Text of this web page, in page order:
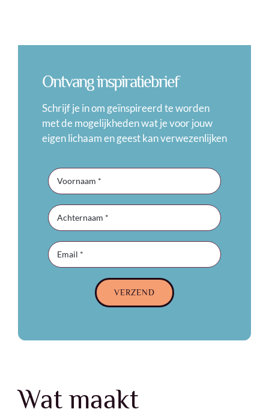
Ontvang inspiratiebrief
Schrijf je in om geïnspireerd te worden
met de mogelijkheden wat je voor jouw
eigen lichaam en geest kan verwezenlijken
VERZEND
Wat maakt